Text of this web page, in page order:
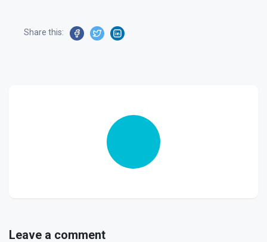
Share this:
Leave a comment